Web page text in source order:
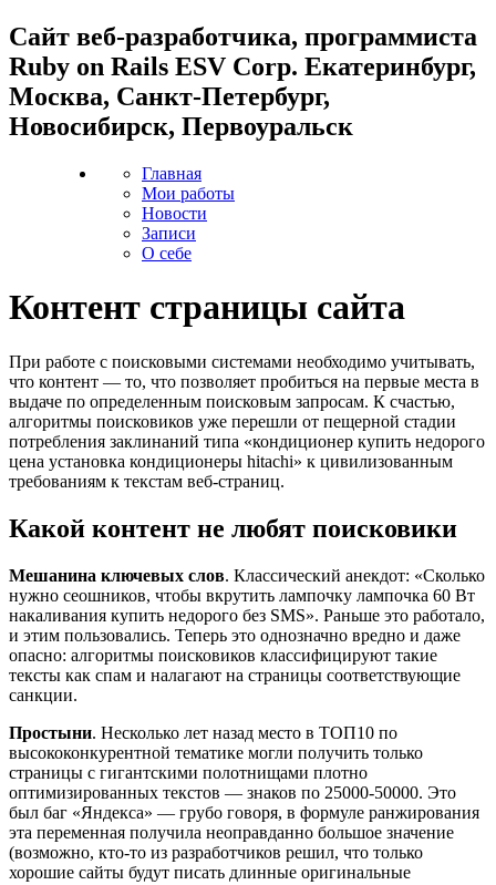
Cайт веб-разработчика, программиста
Ruby on Rails ESV Corp. Екатеринбург,
Москва, Санкт-Петербург,
Новосибирск, Первоуральск
Главная
Мои работы
Новости
Записи
О себе
Контент страницы сайта
При работе с поисковыми системами необходимо учитывать,
что контент — то, что позволяет пробиться на первые места в
выдаче по определенным поисковым запросам. К счастью,
алгоритмы поисковиков уже перешли от пещерной стадии
потребления заклинаний типа «кондиционер купить недорого
цена установка кондиционеры hitachi» к цивилизованным
требованиям к текстам веб-страниц.
Какой контент не любят поисковики
Мешанина ключевых слов. Классический анекдот: «Сколько
нужно сеошников, чтобы вкрутить лампочку лампочка 60 Вт
накаливания купить недорого без SMS». Раньше это работало,
и этим пользовались. Теперь это однозначно вредно и даже
опасно: алгоритмы поисковиков классифицируют такие
тексты как спам и налагают на страницы соответствующие
санкции.
Простыни. Несколько лет назад место в ТОП10 по
высококонкурентной тематике могли получить только
страницы с гигантскими полотнищами плотно
оптимизированных текстов — знаков по 25000-50000. Это
был баг «Яндекса» — грубо говоря, в формуле ранжирования
эта переменная получила неоправданно большое значение
(возможно, кто-то из разработчиков решил, что только
хорошие сайты будут писать длинные оригинальные